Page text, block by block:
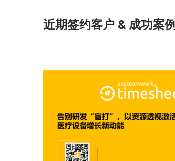
近期签约客户 & 成功案例